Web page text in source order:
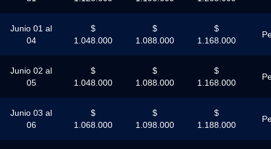
Junio 01 al
04
$
1.048.000
$
1.088.000
$
1.168.000
Junio 02 al
05
$
1.048.000
$
1.088.000
$
1.168.000
Junio 03 al
06
$
1.068.000
$
1.098.000
$
1.188.000